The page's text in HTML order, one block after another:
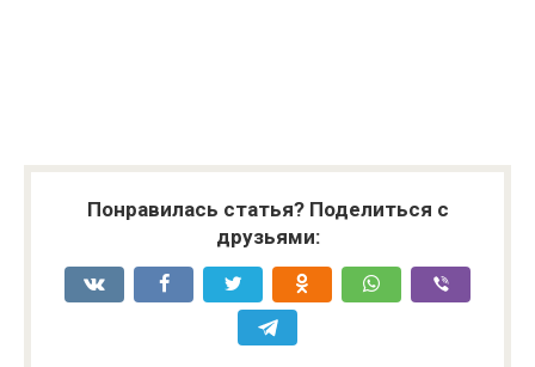
Понравилась статья? Поделиться с
друзьями: